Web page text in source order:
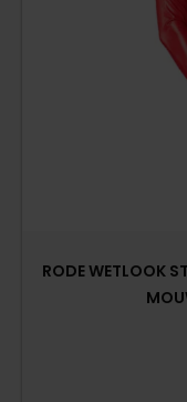
RODE WETLOOK